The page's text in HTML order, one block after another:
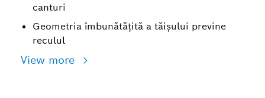
canturi
Geometria îmbunătățită a tăișului previne
reculul
View more